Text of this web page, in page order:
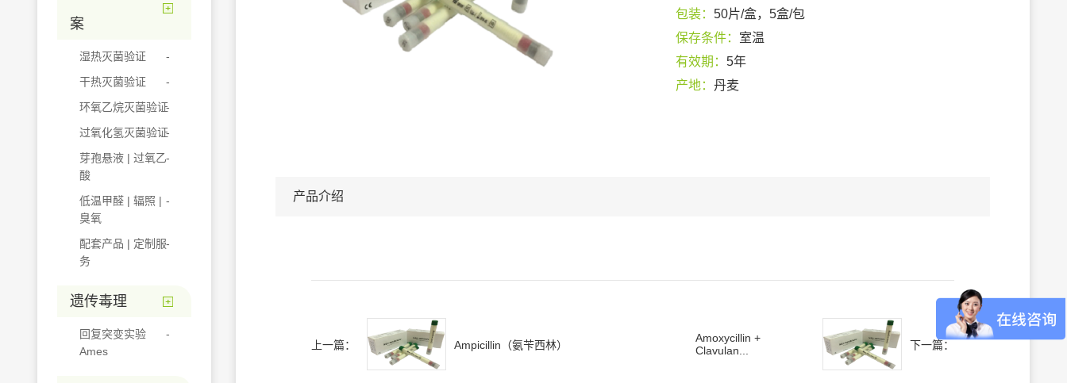
案
湿热灭菌验证
干热灭菌验证
环氧乙烷灭菌验证
过氧化氢灭菌验证
芽孢悬液 | 过氧乙
酸
低温甲醛 | 辐照 |
臭氧
配套产品 | 定制服
务
遗传毒理
回复突变实验
Ames
包装： 50片/盒，5盒/包
保存条件： 室温
有效期： 5年
产地： 丹麦
产品介绍
上一篇： Ampicillin（氨苄西林）
Amoxycillin +
Clavulan...
下一篇：